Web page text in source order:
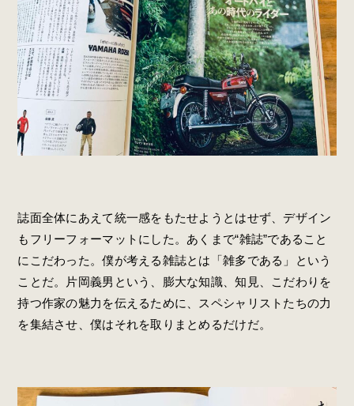
誌面全体にあえて統一感をもたせようとはせず、デザイン
もフリーフォーマットにした。あくまで“雑誌”であること
にこだわった。僕が考える雑誌とは「雑多である」という
ことだ。片岡義男という、膨大な知識、知見、こだわりを
持つ作家の魅力を伝えるために、スペシャリストたちの力
を集結させ、僕はそれを取りまとめるだけだ。